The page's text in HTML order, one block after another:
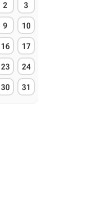
2 3
9 10
16 17
23 24
30 31